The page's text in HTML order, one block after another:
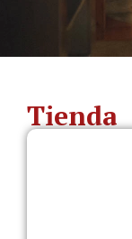
Tienda